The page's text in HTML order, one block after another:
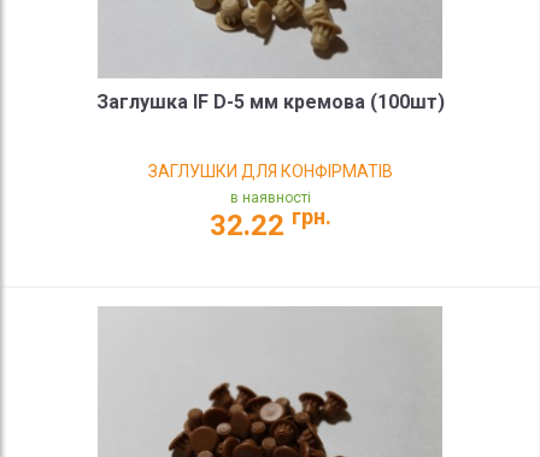
Заглушка IF D-5 мм кремова (100шт)
ЗАГЛУШКИ ДЛЯ КОНФІРМАТІВ
в наявності
32.22 грн.